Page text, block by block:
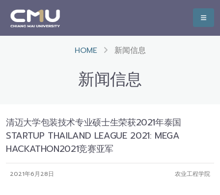
HOME 新闻信息
新闻信息
清迈大学包装技术专业硕士生荣获2021年泰国
STARTUP THAILAND LEAGUE 2021: MEGA
HACKATHON2021竞赛亚军
2021年6月28日 农业工程学院